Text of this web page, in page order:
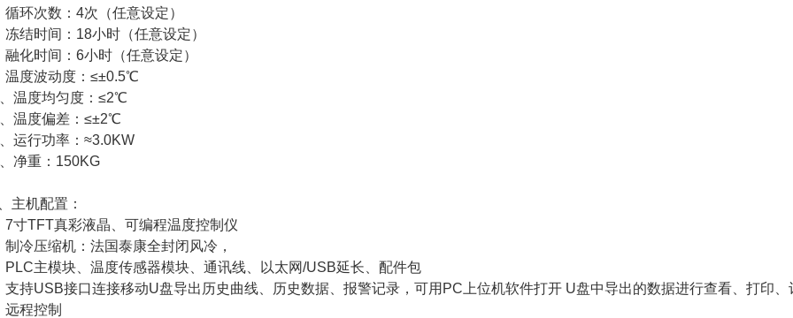
循环次数：4次（任意设定）
冻结时间：18小时（任意设定）
融化时间：6小时（任意设定）
温度波动度：≤±0.5℃
温度均匀度：≤2℃
温度偏差：≤±2℃
运行功率：≈3.0KW
净重：150KG
主机配置：
7寸TFT真彩液晶、可编程温度控制仪
制冷压缩机：法国泰康全封闭风冷，
PLC主模块、温度传感器模块、通讯线、以太网/USB延长、配件包
支持USB接口连接移动U盘导出历史曲线、历史数据、报警记录，可用PC上位机软件打开 U盘中导出的数据进行查看、打印、
远程控制